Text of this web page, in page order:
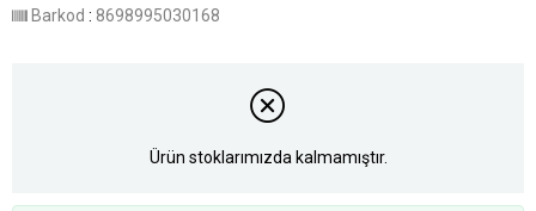
Barkod : 8698995030168
Ürün stoklarımızda kalmamıştır.